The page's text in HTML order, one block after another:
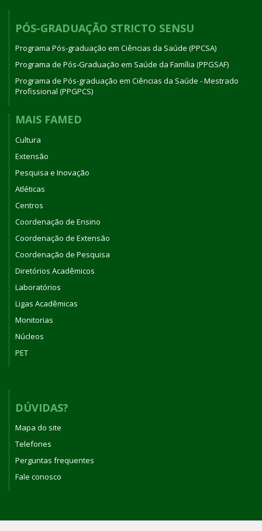
PÓS-GRADUAÇÃO STRICTO SENSU
Programa Pós-graduação em Ciências da Saúde (PPCSA)
Programa de Pós-Graduação em Saúde da Família (PPGSAF)
Programa de Pós-graduação em Ciências da Saúde - Mestrado
Profissional (PPGPCS)
MAIS FAMED
Cultura
Extensão
Pesquisa e Inovação
Atléticas
Centros
Coordenação de Ensino
Coordenação de Extensão
Coordenação de Pesquisa
Diretórios Acadêmicos
Laboratórios
Ligas Acadêmicas
Monitorias
Núcleos
PET
DÚVIDAS?
Mapa do site
Telefones
Perguntas frequentes
Fale conosco